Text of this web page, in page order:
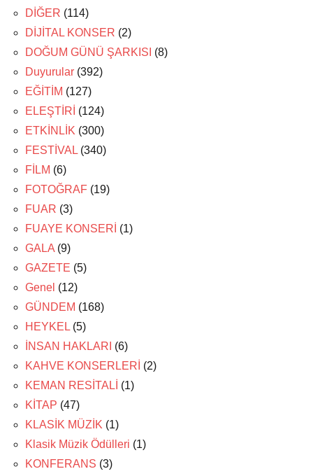
DİĞER (114)
DİJİTAL KONSER (2)
DOĞUM GÜNÜ ŞARKISI (8)
Duyurular (392)
EĞİTİM (127)
ELEŞTİRİ (124)
ETKİNLİK (300)
FESTİVAL (340)
FİLM (6)
FOTOĞRAF (19)
FUAR (3)
FUAYE KONSERİ (1)
GALA (9)
GAZETE (5)
Genel (12)
GÜNDEM (168)
HEYKEL (5)
İNSAN HAKLARI (6)
KAHVE KONSERLERİ (2)
KEMAN RESİTALİ (1)
KİTAP (47)
KLASİK MÜZİK (1)
Klasik Müzik Ödülleri (1)
KONFERANS (3)